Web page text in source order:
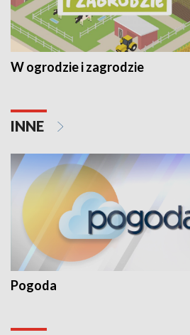
W ogrodzie i zagrodzie
INNE
Pogoda